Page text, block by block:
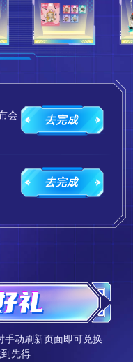
海》钥匙扣
海》吧唧
严选卡
严选卡
》咕咕扇子
贴纸（随机款）
观唐联名冰箱贴
海》吧唧
医师口罩盒
》医师口罩盒
》女刀客扇子
》男魅者扇子
》女刀客扇子
严选卡
文件夹-金色飞贼款
》女刀客扇子
贴纸（随机款）
海》吧唧
贴纸（随机款）
会 去完成
去完成
手动刷新页面即可兑换
先得